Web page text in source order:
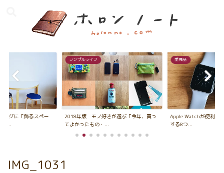
ングに「飾るスペー
シンプルライフ
2018年版 モノ好きが選ぶ「今年、買っ
てよかったもの・...
愛用品
Apple Watchが便利す
する8つ...
IMG_1031